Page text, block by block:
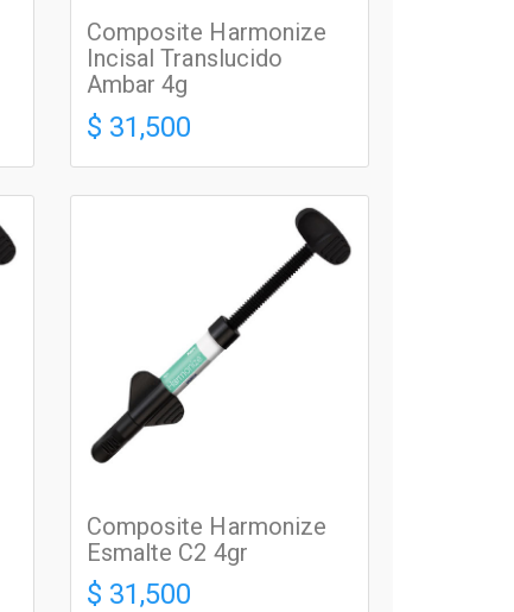
Composite Harmonize
Incisal Translucido
Ambar 4g
$ 31,500
RESINAS PREMIUM
Composite Harmonize
Esmalte C2 4gr
$ 31,500